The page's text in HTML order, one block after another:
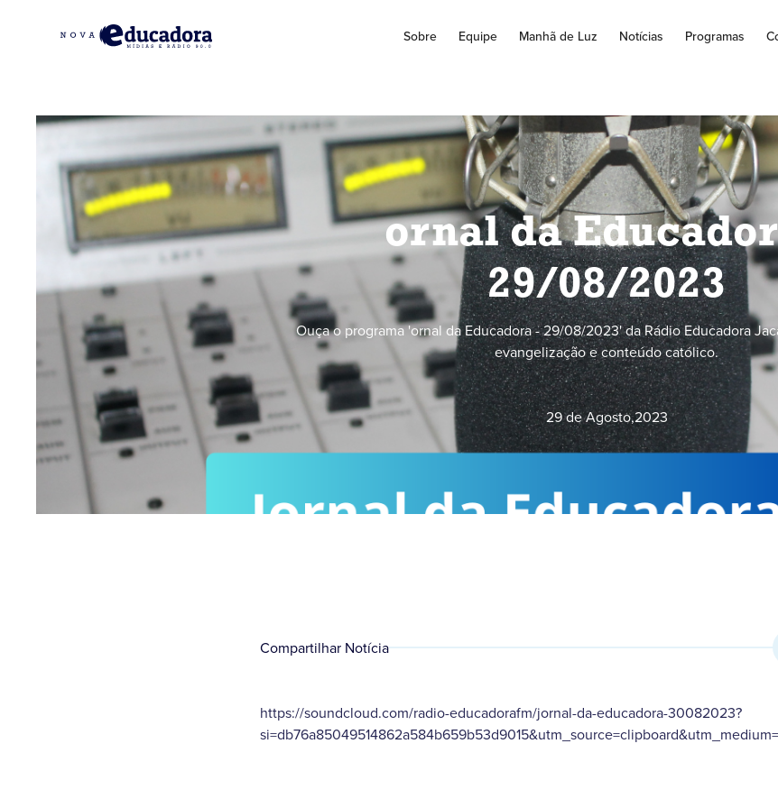
Sobre Equipe Manhã de Luz Notícias Programas
ornal da
29/08/2023
Ouça o programa 'ornal da Educadora - 29/08/2023' da Rádio Educadora
evangelização e conteúdo católico.
29 de Agosto,2023
Compartilhar Notícia
https://soundcloud.com/radio-educadorafm/jornal-da-educadora-30082023?